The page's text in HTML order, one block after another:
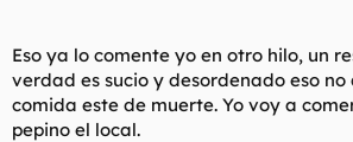
Eso ya lo comente yo en otro hilo, un
verdad es sucio y desordenado eso no
comida este de muerte. Yo voy a
pepino el local.